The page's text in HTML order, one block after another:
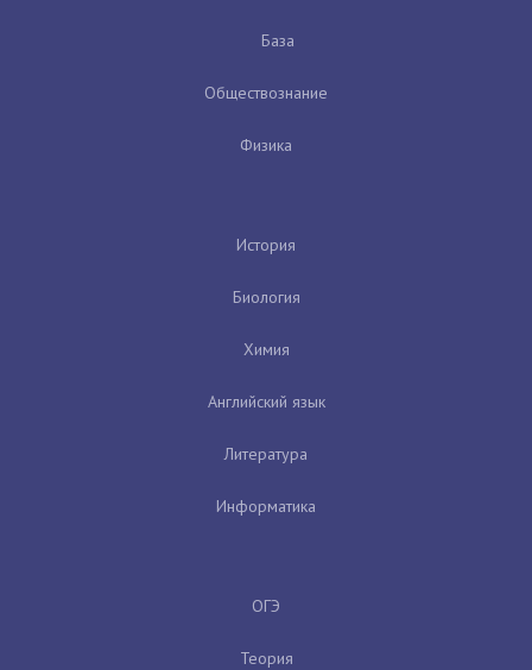
База
Обществознание
Физика
История
Биология
Химия
Английский язык
Литература
Информатика
ОГЭ
Теория